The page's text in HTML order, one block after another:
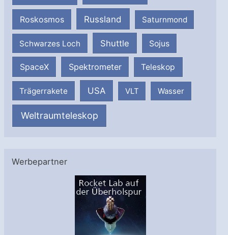
Roskosmos Russland Saturnmond
Schwarzes Loch Shuttle Sojus
SpaceX Spektrometer Teleskop
Trägerrakete USA VLT Wasser
Weltraumteleskop
Werbepartner